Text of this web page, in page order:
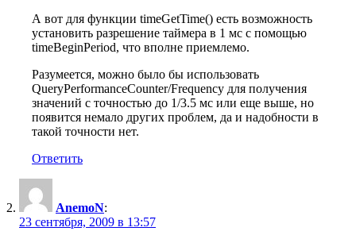
А вот для функции timeGetTime() есть возможность
установить разрешение таймера в 1 мс с помощью
timeBeginPeriod, что вполне приемлемо.
Разумеется, можно было бы использовать
QueryPerformanceCounter/Frequency для получения
значений с точностью до 1/3.5 мс или еще выше, но
появится немало других проблем, да и надобности в
такой точности нет.
Ответить
AnemoN:
23 сентября, 2009 в 13:57